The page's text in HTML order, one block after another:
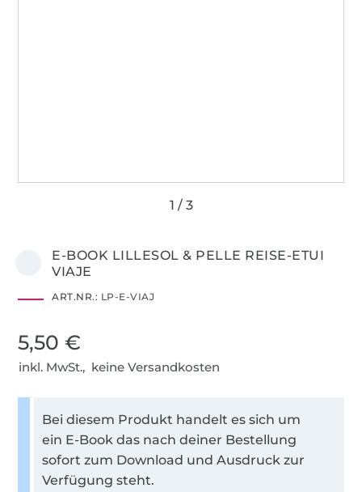
E-BOOK LILLESOL & PELLE REISE-ETUI
VIAJE
ART.NR.: LP-E-VIAJ
5,50 €
inkl. MwSt., keine Versandkosten
Bei diesem Produkt handelt es sich um
ein E-Book das nach deiner Bestellung
sofort zum Download und Ausdruck zur
Verfügung steht.